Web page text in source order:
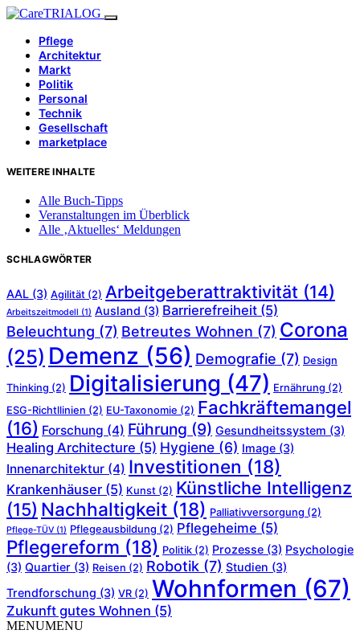
Pflege
Architektur
Markt
Politik
Personal
Technik
Gesellschaft
marketplace
WEITERE INHALTE
Alle Buch-Tipps
Veranstaltungen im Überblick
Alle ‚Aktuelles‘ Meldungen
SCHLAGWÖRTER
AAL (3) Agilität (2) Arbeitgeberattraktivität (14)
Arbeitszeitmodell (1) Ausland (3) Barrierefreiheit (5)
Beleuchtung (7) Betreutes Wohnen (7) Corona
(25) Demenz (56) Demografie (7) Design
Thinking (2) Digitalisierung (47) Ernährung (2)
ESG-Richtllinien (2) EU-Taxonomie (2) Fachkräftemangel
(16) Forschung (4) Führung (9) Gesundheitssystem (3)
Healing Architecture (5) Hygiene (6) Image (3)
Innenarchitektur (4) Investitionen (18)
Krankenhäuser (5) Kunst (2) Künstliche Intelligenz
(15) Nachhaltigkeit (18) Palliativversorgung (2)
Pflege-TÜV (1) Pflegeausbildung (2) Pflegeheime (5)
Pflegereform (18) Politik (2) Prozesse (3) Psychologie
(3) Quartier (3) Reisen (2) Robotik (7) Studien (3)
Trendforschung (3) VR (2) Wohnformen (67)
Zukunft gutes Wohnen (5)
MENUMENU